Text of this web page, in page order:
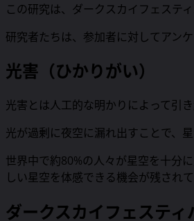
この研究は、ダークスカイフェステ
研究者たちは、参加者に対してアン
光害（ひかりがい）
光害とは人工的な明かりによって引
光が過剰に夜空に漏れ出すことで、
世界中で約80%の人々が星空を十分
しい星空を体感できる機会が残されて
ダークスカイフェスティ